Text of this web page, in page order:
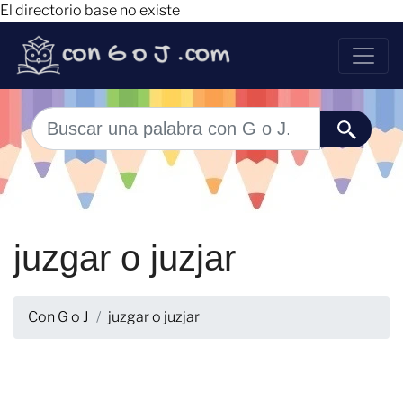
El directorio base no existe
juzgar o juzjar
Con G o J juzgar o juzjar